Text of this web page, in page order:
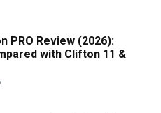
PRO Review (2026):
with Clifton 11 &